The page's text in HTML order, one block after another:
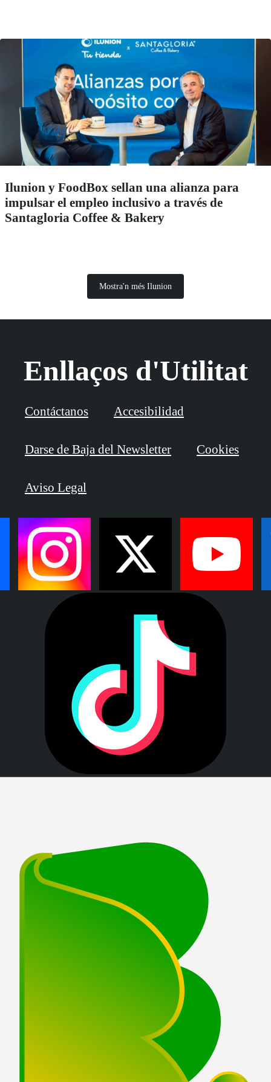
Ilunion y FoodBox sellan una alianza para
impulsar el empleo inclusivo a través de
Santagloria Coffee & Bakery
Mostra'n més Ilunion
Enllaços d'Utilitat
Contáctanos Accesibilidad
Darse de Baja del Newsletter Cookies
Aviso Legal